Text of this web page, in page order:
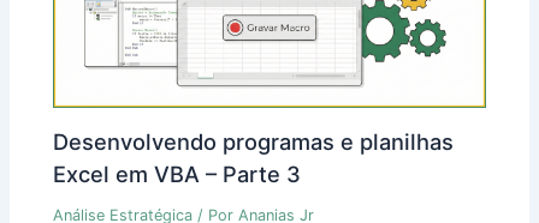
Desenvolvendo programas e planilhas
Excel em VBA – Parte 3
Análise Estratégica / PorAnanias Jr